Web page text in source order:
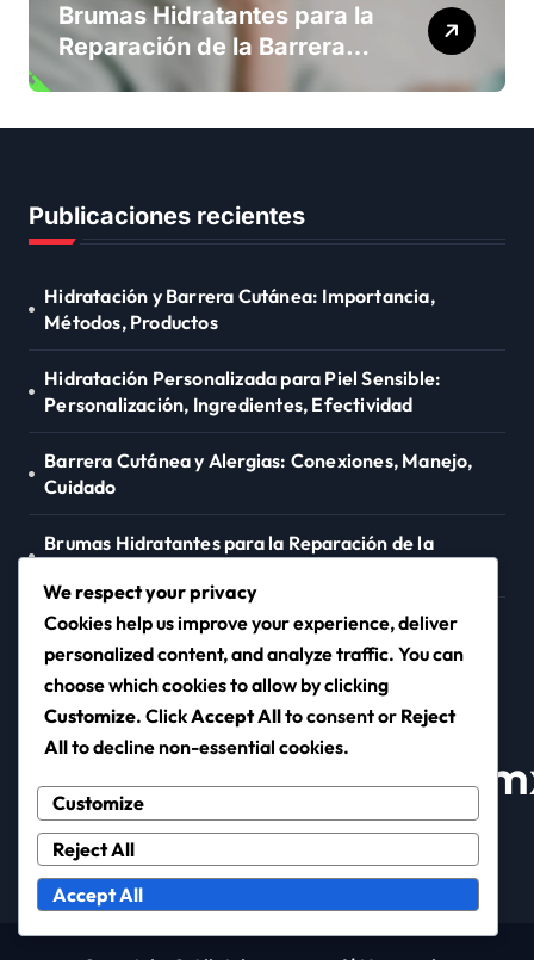
Brumas Hidratantes para la
Reparación de la Barrera
Cutánea: Beneficios, Uso,
Publicaciones recientes
Hidratación y Barrera Cutánea: Importancia,
Métodos, Productos
Hidratación Personalizada para Piel Sensible:
Personalización, Ingredientes, Efectividad
Barrera Cutánea y Alergias: Conexiones, Manejo,
Cuidado
Brumas Hidratantes para la Reparación de la
Barrera Cutánea en el Eccema: Relación, Cuidado,
Prevención
We respect your privacy
Cookies help us improve your experience, deliver
personalized content, and analyze traffic. You can
choose which cookies to allow by clicking
Customize. ClickAccept Allto consent or Reject
Allto decline non-essential cookies.
Customize
Reject All
Accept All